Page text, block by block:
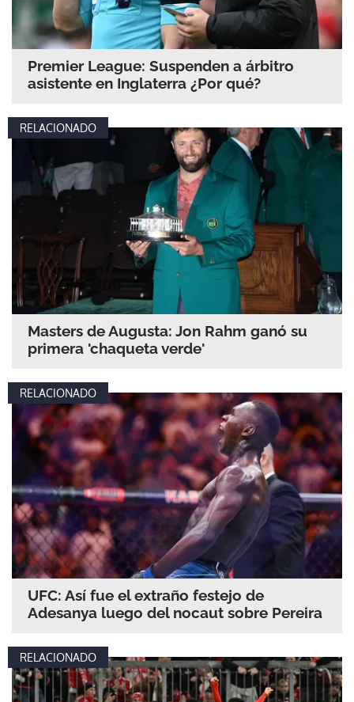
Premier League: Suspenden a árbitro
asistente en Inglaterra ¿Por qué?
RELACIONADO
Masters de Augusta: Jon Rahm ganó su
primera 'chaqueta verde'
RELACIONADO
UFC: Así fue el extraño festejo de
Adesanya luego del nocaut sobre Pereira
RELACIONADO